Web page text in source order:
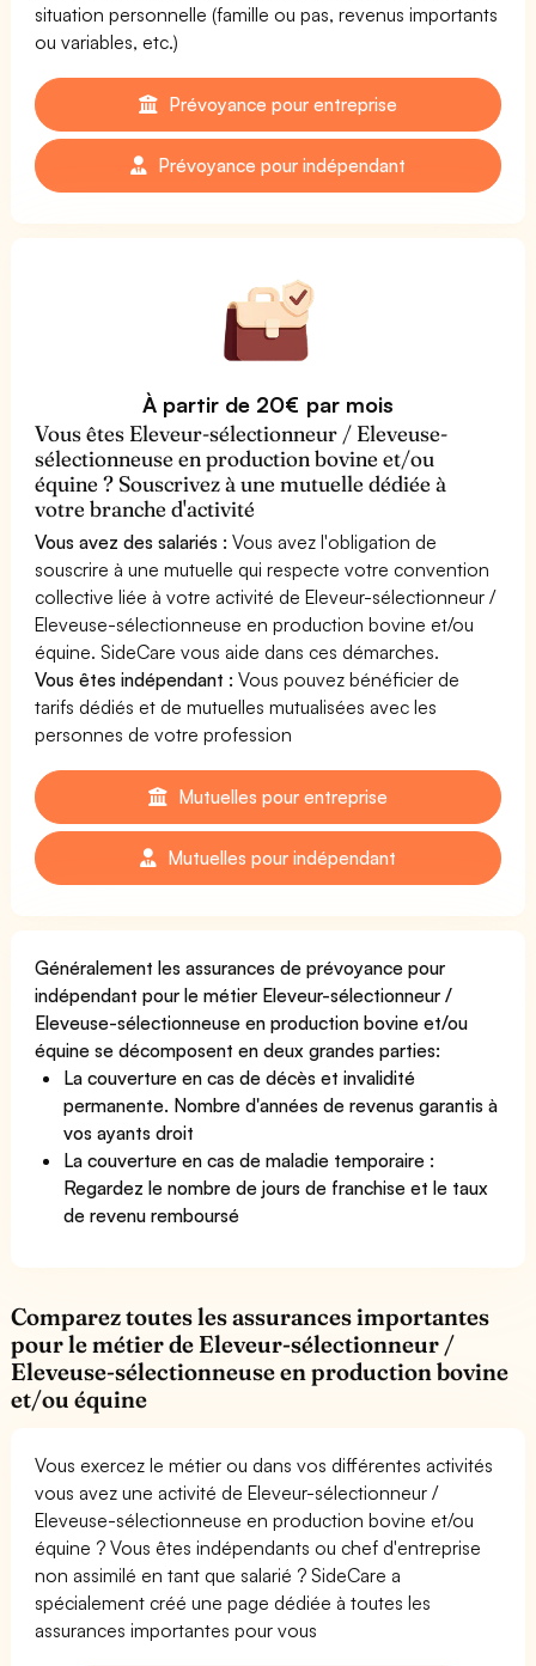
situation personnelle (famille ou pas, revenus importants
ou variables, etc.)
Prévoyance pour entreprise
Prévoyance pour indépendant
À partir de 20€ par mois
Vous êtes Eleveur-sélectionneur / Eleveuse-
sélectionneuse en production bovine et/ou
équine ? Souscrivez à une mutuelle dédiée à
votre branche d'activité
Vous avez des salariés : Vous avez l'obligation de
souscrire à une mutuelle qui respecte votre convention
collective liée à votre activité de Eleveur-sélectionneur /
Eleveuse-sélectionneuse en production bovine et/ou
équine. SideCare vous aide dans ces démarches.
Vous êtes indépendant : Vous pouvez bénéficier de
tarifs dédiés et de mutuelles mutualisées avec les
personnes de votre profession
Mutuelles pour entreprise
Mutuelles pour indépendant
Généralement les assurances de prévoyance pour
indépendant pour le métier Eleveur-sélectionneur /
Eleveuse-sélectionneuse en production bovine et/ou
équine se décomposent en deux grandes parties:
La couverture en cas de décès et invalidité
permanente. Nombre d'années de revenus garantis à
vos ayants droit
La couverture en cas de maladie temporaire :
Regardez le nombre de jours de franchise et le taux
de revenu remboursé
Comparez toutes les assurances importantes
pour le métier de Eleveur-sélectionneur /
Eleveuse-sélectionneuse en production bovine
et/ou équine
Vous exercez le métier ou dans vos différentes activités
vous avez une activité de Eleveur-sélectionneur /
Eleveuse-sélectionneuse en production bovine et/ou
équine ? Vous êtes indépendants ou chef d'entreprise
non assimilé en tant que salarié ? SideCare a
spécialement créé une page dédiée à toutes les
assurances importantes pour vous